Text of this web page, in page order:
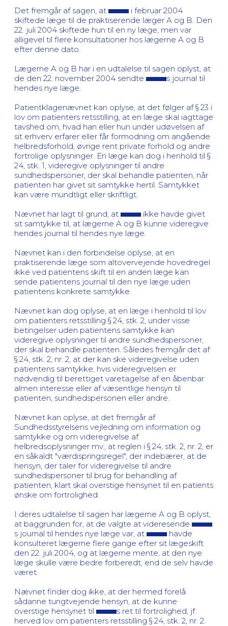
Det fremgår af sagen, at
i februar 2004
skiftede læge til de praktiserende læger A og B. Den
22. juli 2004 skiftede hun til en ny læge, men var
alligevel til flere konsultationer hos lægerne A og B
efter denne dato.
Lægerne A og B har i en udtalelse til sagen oplyst, at
de den 22. november 2004 sendte
s journal til
hendes nye læge.
Patientklagenævnet kan oplyse, at det følger af § 23 i
lov om patienters retsstilling, at en læge skal iagttage
tavshed om, hvad han eller hun under udøvelsen af
sit erhverv erfarer eller får formodning om angående
helbredsforhold, øvrige rent private forhold og andre
fortrolige oplysninger. En læge kan dog i henhold til §
24, stk. 1, videregive oplysninger til andre
sundhedspersoner, der skal behandle patienten, når
patienten har givet sit samtykke hertil. Samtykket
kan være mundtligt eller skriftligt.
Nævnet har lagt til grund, at
ikke havde givet
sit samtykke til, at lægerne A og B kunne videregive
hendes journal til hendes nye læge.
Nævnet kan i den forbindelse oplyse, at en
praktiserende læge som altovervejende hovedregel
ikke ved patientens skift til en anden læge kan
sende patientens journal til den nye læge uden
patientens konkrete samtykke.
Nævnet kan dog oplyse, at en læge i henhold til lov
om patienters retsstilling § 24, stk. 2, under visse
betingelser uden patientens samtykke kan
videregive oplysninger til andre sundhedspersoner,
der skal behandle patienten. Således fremgår det af
§ 24, stk. 2, nr. 2, at der kan ske videregivelse uden
patientens samtykke, hvis videregivelsen er
nødvendig til berettiget varetagelse af en åbenbar
almen interesse eller af væsentlige hensyn til
patienten, sundhedspersonen eller andre.
Nævnet kan oplyse, at det fremgår af
Sundhedsstyrelsens vejledning om information og
samtykke og om videregivelse af
helbredsoplysninger mv., at reglen i § 24, stk. 2, nr. 2, er
en såkaldt "værdispringsregel", der indebærer, at de
hensyn, der taler for videregivelse til andre
sundhedspersoner til brug for behandling af
patienten, klart skal overstige hensynet til en patients
ønske om fortrolighed.
I deres udtalelse til sagen har lægerne A og B oplyst,
at baggrunden for, at de valgte at videresende
s journal til hendes nye læge var, at
havde
konsulteret lægerne flere gange efter sit lægeskift
den 22. juli 2004, og at lægerne mente, at den nye
læge skulle være bedre forberedt, end de selv havde
været.
Nævnet finder dog ikke, at der hermed forelå
sådanne tungtvejende hensyn, at de kunne
overstige hensynet til
s ret til fortrolighed, jf.
herved lov om patienters retsstilling § 24, stk. 2, nr. 2.